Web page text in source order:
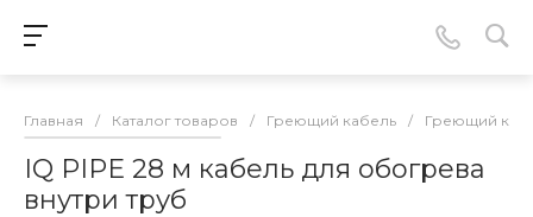
Главная / Каталог товаров / Греющий кабель / Греющий
IQ PIPE 28 м кабель для обогрева
внутри труб